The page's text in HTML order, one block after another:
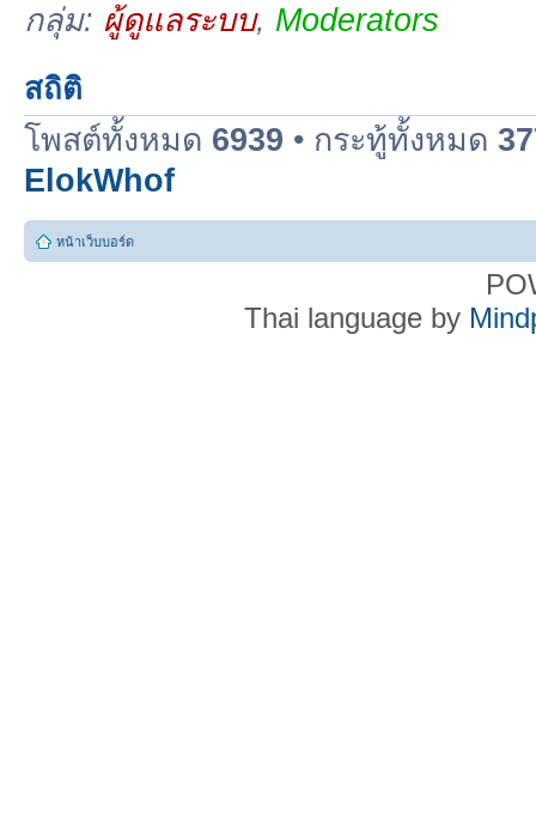
กลุ่ม: ผู้ดูแลระบบ, Moderators
สถิติ
โพสต์ทั้งหมด 6939 • กระทู้ทั้งหมด
ElokWhof
หน้าเว็บบอร์ด
Thai language by